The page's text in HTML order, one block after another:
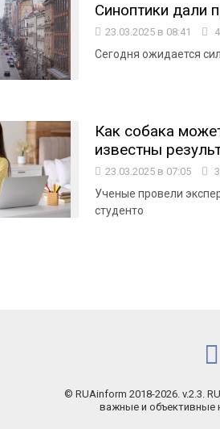
Синоптики дали
23.03.2025 в 08:41
Сегодня ожидается
Как собака
известны
23.03.2025 в 07:05
Ученые провели
студенто
© RUAinform 2018-2026. v.2.3.
важные и объективные